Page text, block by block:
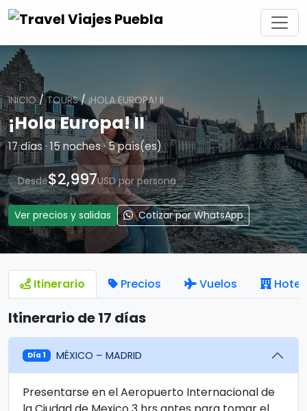
INICIO/TOURS/ ¡HOLA EUROPA! II
¡Hola Europa! II
17 días · 15 noches · 5 país(es)
Desde$2,997USD por persona
Ver precios y salidas Cotizar por WhatsApp
Itinerario Precios Vuelos
Itinerario de 17 días
Día 1 MÉXICO – MADRID
Presentarse en el Aeropuerto Internacional de